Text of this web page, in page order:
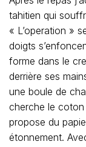
ma chambre je
dans l’eau.
suspect. J’en
pour me
démaquillant.
Mais l’aventure
Qui est